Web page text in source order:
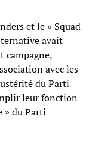
et le « Squad
avait
campagne,
avec les
du Parti
leur fonction
» du Parti